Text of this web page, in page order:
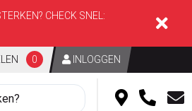
CHECK SNEL:
0 INLOGGEN